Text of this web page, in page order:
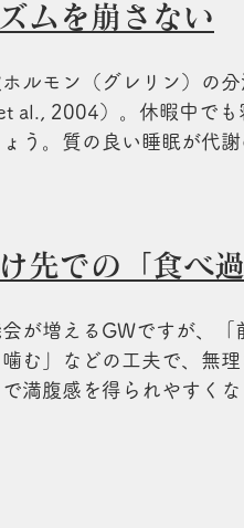
ムを崩さない
ルモン（グレリン）の
al., 2004）。休暇中で
う。質の良い睡眠が代
先での「食べ過
が増えるGWですが、
む」などの工夫で、無
満腹感を得られやすくな